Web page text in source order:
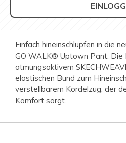
Einfach hineinschlüpfen in die
GO WALK® Uptown Pant. Die
atmungsaktivem
elastischen Bund zum
verstellbarem Kordelzug, der
Komfort sorgt.